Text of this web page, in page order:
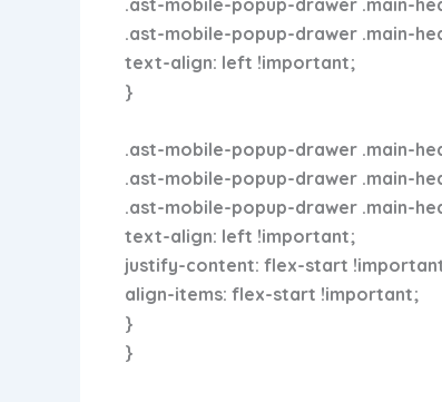
.ast-mobile-popup-drawer .main-
text-align: left !important;
}
.ast-mobile-popup-drawer .main-
.ast-mobile-popup-drawer .main-
.ast-mobile-popup-drawer .main-
text-align: left !important;
justify-content: flex-start
align-items: flex-start !important;
}
}